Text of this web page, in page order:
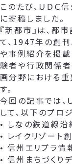
このたび、ＵＤＣ
に寄稿しました。
『新都市』は、都
て、1947年の創
や事例紹介を掲載
験者や行政関係者
画分野における
す。
今回の記事では、
して、以下のプロ
• しなの鉄道線沿
• レイクリゾート
• 信州エリプラ情
• 信州まちづくり